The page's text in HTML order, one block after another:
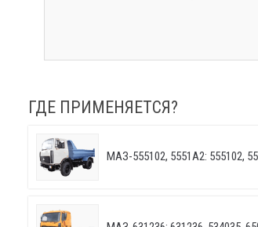
ГДЕ ПРИМЕНЯЕТСЯ?
МАЗ-555102, 5551А2: 555102,